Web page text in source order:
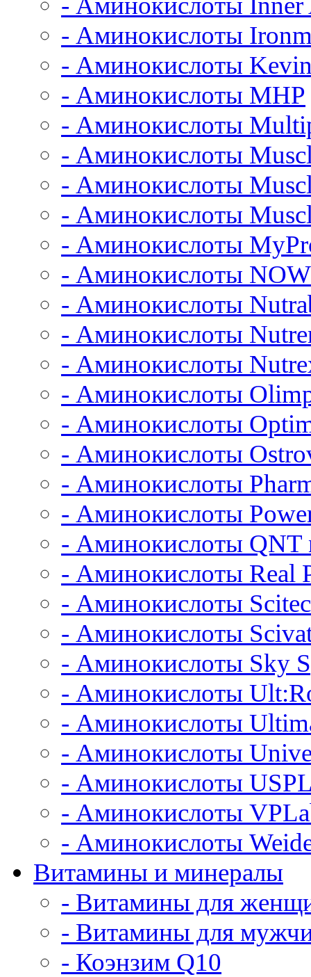
- Аминокислоты
- Аминокислоты
- Аминокислоты MHP
- Аминокислоты
- Аминокислоты
- Аминокислоты
- Аминокислоты
- Аминокислоты
- Аминокислоты NOW
- Аминокислоты
- Аминокислоты
- Аминокислоты
- Аминокислоты
- Аминокислоты
- Аминокислоты
- Аминокислоты
- Аминокислоты
- Аминокислоты QNT
- Аминокислоты Real
- Аминокислоты Scitec
- Аминокислоты
- Аминокислоты Sky
- Аминокислоты
- Аминокислоты
- Аминокислоты
- Аминокислоты
- Аминокислоты
- Аминокислоты
Витамины и минералы
- Витамины для
- Витамины для
- Коэнзим Q10